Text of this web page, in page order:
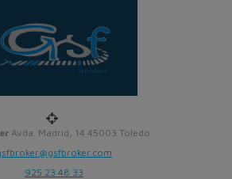
Avda. Madrid, 14 45003 Toledo
925 23 48 33